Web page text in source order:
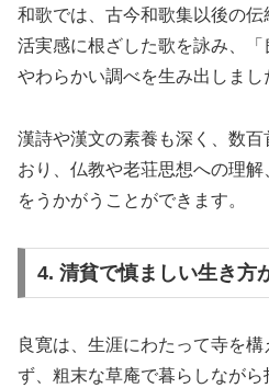
和歌では、古今和歌集以後の
活実感に根ざした歌を詠み、
やわらかい調べを生み出しまし
漢詩や漢文の素養も深く、数
おり、仏教や老荘思想への理
をうかがうことができます。
4. 清貧で慎ましい生き方
良寛は、生涯にわたって寺を
ず、粗末な草庵で暮らしながら